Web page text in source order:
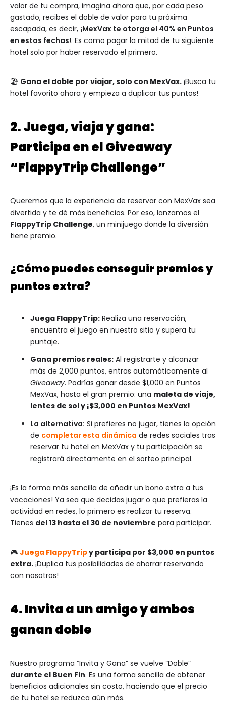
valor de tu compra, imagina ahora que, por cada peso
gastado, recibes el doble de valor para tu próxima
escapada, es decir, ¡MexVax te otorga el 40% en Puntos
en estas fechas!. Es como pagar la mitad de tu siguiente
hotel solo por haber reservado el primero.
🏖️ Gana el doble por viajar, solo con MexVax. ¡Busca tu
hotel favorito ahora y empieza a duplicar tus puntos!
2. Juega, viaja y gana:
Participa en el Giveaway
“FlappyTrip Challenge”
Queremos que la experiencia de reservar con MexVax sea
divertida y te dé más beneficios. Por eso, lanzamos el
FlappyTrip Challenge, un minijuego donde la diversión
tiene premio.
¿Cómo puedes conseguir premios y
puntos extra?
Juega FlappyTrip: Realiza una reservación,
encuentra el juego en nuestro sitio y supera tu
puntaje.
Gana premios reales: Al registrarte y alcanzar
más de 2,000 puntos, entras automáticamente al
Giveaway. Podrías ganar desde $1,000 en Puntos
MexVax, hasta el gran premio: una maleta de viaje,
lentes de sol y ¡$3,000 en Puntos MexVax!
La alternativa: Si prefieres no jugar, tienes la opción
de completar esta dinámica de redes sociales tras
reservar tu hotel en MexVax y tu participación se
registrará directamente en el sorteo principal.
¡Es la forma más sencilla de añadir un bono extra a tus
vacaciones! Ya sea que decidas jugar o que prefieras la
actividad en redes, lo primero es realizar tu reserva.
Tienes del 13 hasta el 30 de noviembre para participar.
🎮 Juega FlappyTripy participa por $3,000 en puntos
extra. ¡Duplica tus posibilidades de ahorrar reservando
con nosotros!
4. Invita a un amigo y ambos
ganan doble
Nuestro programa “Invita y Gana” se vuelve “Doble”
durante el Buen Fin. Es una forma sencilla de obtener
beneficios adicionales sin costo, haciendo que el precio
de tu hotel se reduzca aún más.